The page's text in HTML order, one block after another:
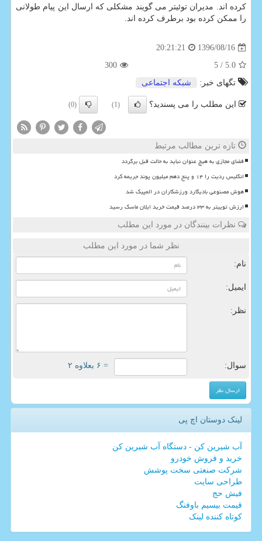
كرده اند. مدیران توئیتر می گویند مشكلی كه ارسال این پیام طولانی
را ممكن كرده بود برطرف كرده اند.
1396/08/16
20:21:21
5.0
/ 5
300
تگهای خبر:
شبكه اجتماعی
این مطلب را می پسندید؟ (1)
(0)
تازه ترین مطالب مرتبط
فضای مجازی به هیچ عنوان نباید به حالت قبل برگردد
انگلیس ردیت را ۱۴ و پنج دهم میلیون پوند جریمه کرد
هوش مصنوعی بادیگارد ورزشکاران در المپیک شد
ارزش توییتر به ۳۳ درصد قیمت خرید ایلان ماسک رسید
نظرات بینندگان در مورد این مطلب
نظر شما در مورد این مطلب
نام:
ایمیل:
نظر:
سوال: = ۶ بعلاوه ۲
لینک دوستان اچ پی
آب شیرین کن - دستگاه آب شیرین کن
خرید و فروش خودرو
شرکت صنعتی سخت پوشش
طراحی سایت
فیش حج
قیمت بیسیم باوفنگ
کوتاه کننده لینک